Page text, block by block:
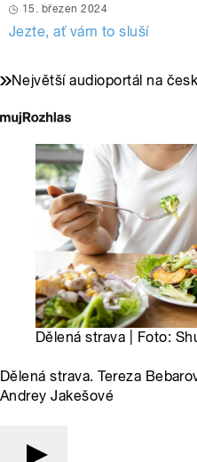
15. březen 2024
Jezte, ať vám to sluší
Největší audioportál na
Dělená strava | Foto:
Dělená strava. Tereza
Andrey Jakešové